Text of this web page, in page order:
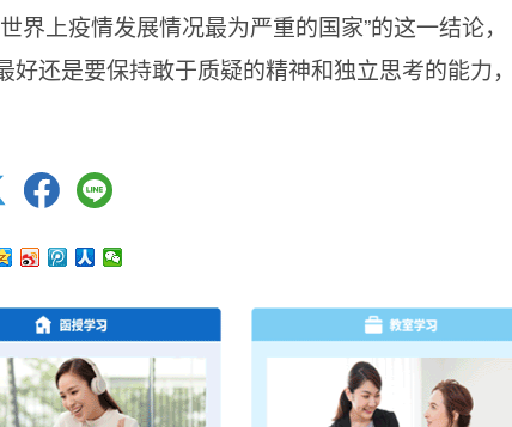
界上疫情发展情况最为严重的国家”的这一结论，
好还是要保持敢于质疑的精神和独立思考的能力